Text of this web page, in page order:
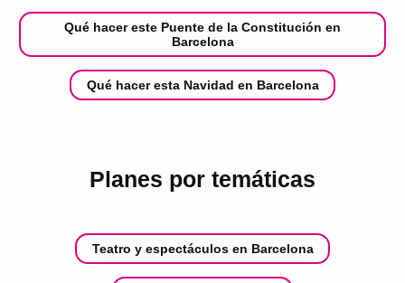
Qué hacer este Puente de la Constitución en
Barcelona
Qué hacer esta Navidad en Barcelona
Planes por temáticas
Teatro y espectáculos en Barcelona